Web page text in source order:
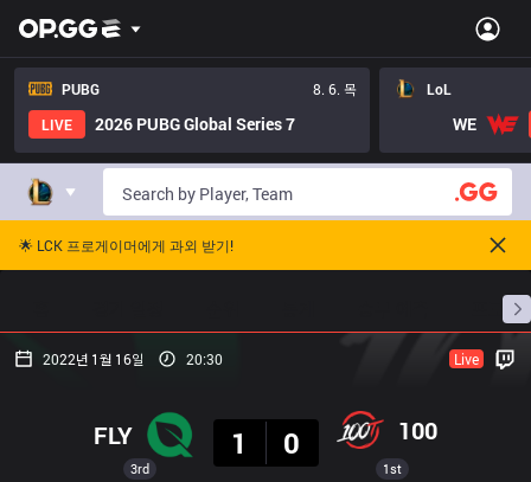
PUBG
8. 6. 목
LIVE
2026 PUBG Global Series 7
LoL
WE
🌟 LCK 프로게이머에게 과외 받기!
프로빌
2022년 1월 16일 20:30 Live
3rd
FLY
1
0 100
1st